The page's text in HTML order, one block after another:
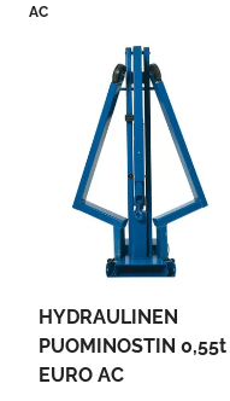
AC
HYDRAULINEN
PUOMINOSTIN 0,55t
EURO AC